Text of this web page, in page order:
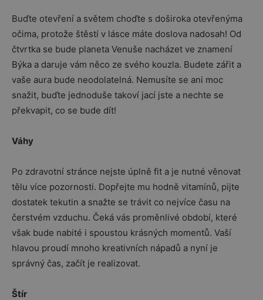
Buďte otevření a světem choďte s doširoka otevřenýma
očima, protože štěstí v lásce máte doslova nadosah! Od
čtvrtka se bude planeta Venuše nacházet ve znamení
Býka a daruje vám něco ze svého kouzla. Budete zářit a
vaše aura bude neodolatelná. Nemusíte se ani moc
snažit, buďte jednoduše takoví jací jste a nechte se
překvapit, co se bude dít!
Váhy
Po zdravotní stránce nejste úplně fit a je nutné věnovat
tělu více pozornosti. Dopřejte mu hodně vitamínů, pijte
dostatek tekutin a snažte se trávit co nejvíce času na
čerstvém vzduchu. Čeká vás proměnlivé období, které
však bude nabité i spoustou krásných momentů. Vaší
hlavou proudí mnoho kreativních nápadů a nyní je
správný čas, začít je realizovat.
Štír